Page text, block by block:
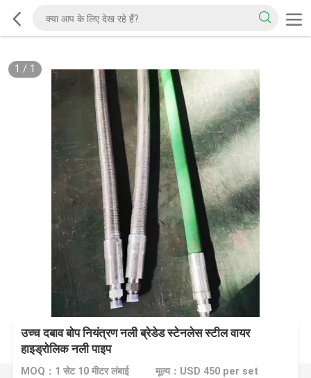
1 / 1
उच्च दबाव बोप नियंत्रण नली ब्रेडेड स्टेनलेस स्टील वायर
हाइड्रोलिक नली पाइप
MOQ：1 सेट 10 मीटर लंबाई मूल्य：USD 450 per set